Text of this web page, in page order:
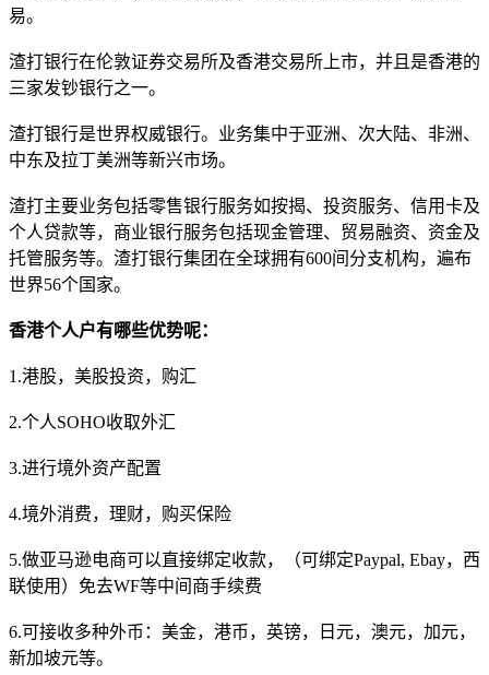
易。
渣打银行在伦敦证券交易所及香港交易所上市，并且是香港的
三家发钞银行之一。
渣打银行是世界权威银行。业务集中于亚洲、次大陆、非洲、
中东及拉丁美洲等新兴市场。
渣打主要业务包括零售银行服务如按揭、投资服务、信用卡及
个人贷款等，商业银行服务包括现金管理、贸易融资、资金及
托管服务等。渣打银行集团在全球拥有600间分支机构，遍布
世界56个国家。
香港个人户有哪些优势呢：
1.港股，美股投资，购汇
2.个人SOHO收取外汇
3.进行境外资产配置
4.境外消费，理财，购买保险
5.做亚马逊电商可以直接绑定收款，（可绑定Paypal, Ebay，西
联使用）免去WF等中间商手续费
6.可接收多种外币：美金，港币，英镑，日元，澳元，加元，
新加坡元等。